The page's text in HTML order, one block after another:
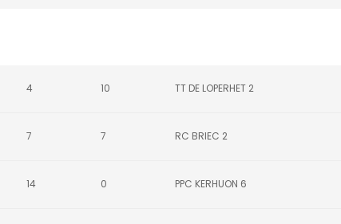
4 10 TT DE LOPERHET 2
7 7 RC BRIEC 2
14 0 PPC KERHUON 6